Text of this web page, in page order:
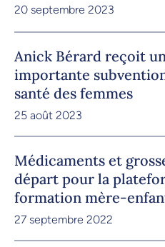
20 septembre 2023
Anick Bérard reçoit
importante
santé des femmes
25 août 2023
Médicaments et
départ pour la
formation mère-
27 septembre 2022